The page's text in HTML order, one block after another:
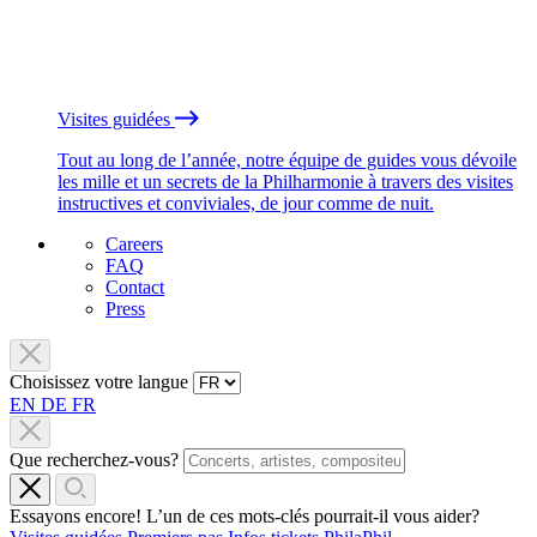
Visites guidées
Tout au long de l’année, notre équipe de guides vous dévoile
les mille et un secrets de la Philharmonie à travers des visites
instructives et conviviales, de jour comme de nuit.
Careers
FAQ
Contact
Press
Choisissez votre langue
EN DE FR
Que recherchez-vous?
Essayons encore! L’un de ces mots-clés pourrait-il vous aider?